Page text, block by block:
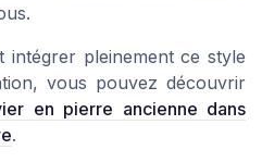
intégrer pleinement ce style
vous pouvez découvrir
en pierre ancienne dans
.